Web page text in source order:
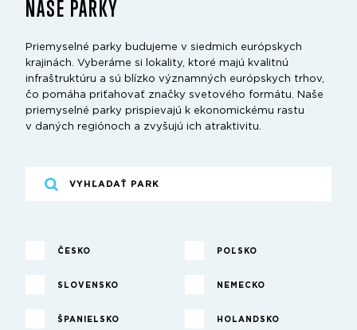
NAŠE PARKY
Priemyselné parky budujeme v siedmich európskych
krajinách. Vyberáme si lokality, ktoré majú kvalitnú
infraštruktúru a sú blízko významných európskych trhov,
čo pomáha priťahovať značky svetového formátu. Naše
priemyselné parky prispievajú k ekonomickému rastu
v daných regiónoch a zvyšujú ich atraktivitu.
ČESKO POĽSKO
SLOVENSKO NEMECKO
ŠPANIELSKO HOLANDSKO